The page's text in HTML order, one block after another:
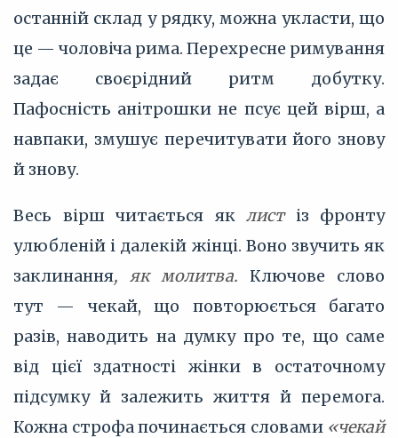
останній склад у рядку, можна укласти, що
це — чоловіча рима. Перехресне римування
задає своєрідний ритм добутку.
Пафосність анітрошки не псує цей вірш, а
навпаки, змушує перечитувати його знову
й знову.
Весь вірш читається як листіз фронту
улюбленій і далекій жінці. Воно звучить як
заклинання, як молитва. Ключове слово
тут — чекай, що повторюється багато
разів, наводить на думку про те, що саме
від цієї здатності жінки в остаточному
підсумку й залежить життя й перемога.
Кожна строфа починається словами «чекай